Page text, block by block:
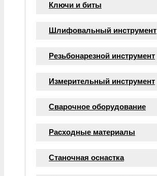
Ключи и биты
Шлифовальный инструмент
Резьбонарезной инструмент
Измерительный инструмент
Сварочное оборудование
Расходные материалы
Станочная оснастка